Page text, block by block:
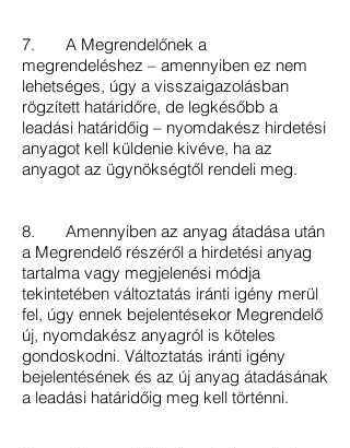
7. A Megrendelőnek a
megrendeléshez – amennyiben ez nem
lehetséges, úgy a visszaigazolásban
rögzített határidőre, de legkésőbb a
leadási határidőig – nyomdakész hirdetési
anyagot kell küldenie kivéve, ha az
anyagot az ügynökségtől rendeli meg.
8. Amennyiben az anyag átadása után
a Megrendelő részéről a hirdetési anyag
tartalma vagy megjelenési módja
tekintetében változtatás iránti igény merül
fel, úgy ennek bejelentésekor Megrendelő
új, nyomdakész anyagról is köteles
gondoskodni. Változtatás iránti igény
bejelentésének és az új anyag átadásának
a leadási határidőig meg kell történni.